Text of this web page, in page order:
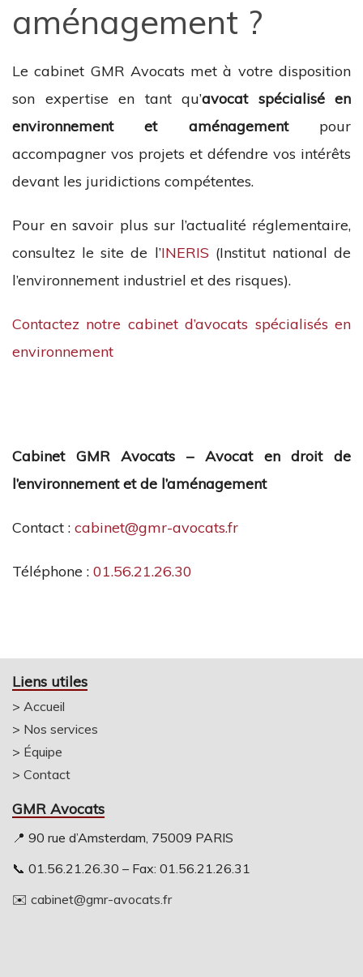
aménagement ?
Le cabinet GMR Avocats met à votre disposition
son expertise en tant qu’avocat spécialisé en
environnement et aménagementpour
accompagner vos projets et défendre vos intérêts
devant les juridictions compétentes.
Pour en savoir plus sur l’actualité réglementaire,
consultez le site de l’INERIS (Institut national de
l’environnement industriel et des risques).
Contactez notre cabinet d’avocats spécialisés en
environnement
Cabinet GMR Avocats – Avocat en droit de
l’environnement et de l’aménagement
Contact : cabinet@gmr-avocats.fr
Téléphone : 01.56.21.26.30
Liens utiles
> Accueil
> Nos services
> Équipe
> Contact
GMR Avocats
📍 90 rue d’Amsterdam, 75009 PARIS
📞 01.56.21.26.30 – Fax: 01.56.21.26.31
✉️ cabinet@gmr-avocats.fr